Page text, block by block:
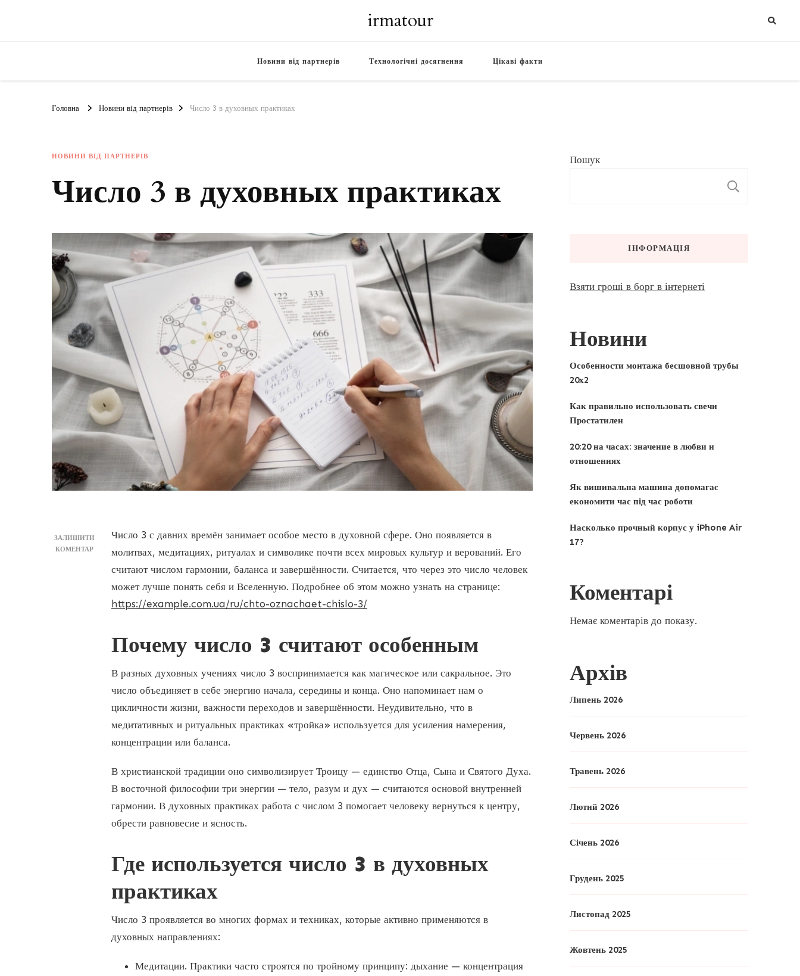
irmatour
Новини від партнерів Технологічні досягнення Цікаві факти
Головна Новини від партнерів Число 3 в духовных практиках
НОВИНИ ВІД ПАРТНЕРІВ
Число 3 в духовных практиках
ЗАЛИШИТИ
КОМЕНТАРДО
ПРАКТИКАХ
Число 3 с давних времён занимает особое место в духовной сфере. Оно появляется в
молитвах, медитациях, ритуалах и символике почти всех мировых культур и верований. Его
считают числом гармонии, баланса и завершённости. Считается, что через это число человек
может лучше понять себя и Вселенную. Подробнее об этом можно узнать на странице:
https://example.com.ua/ru/chto-oznachaet-chislo-3/
Почему число 3 считают особенным
В разных духовных учениях число 3 воспринимается как магическое или сакральное. Это
число объединяет в себе энергию начала, середины и конца. Оно напоминает нам о
цикличности жизни, важности переходов и завершённости. Неудивительно, что в
медитативных и ритуальных практиках «тройка» используется для усиления намерения,
концентрации или баланса.
В христианской традиции оно символизирует Троицу — единство Отца, Сына и Святого Духа.
В восточной философии три энергии — тело, разум и дух — считаются основой внутренней
гармонии. В духовных практиках работа с числом 3 помогает человеку вернуться к центру,
обрести равновесие и ясность.
Где используется число 3 в духовных
практиках
Число 3 проявляется во многих формах и техниках, которые активно применяются в
духовных направлениях:
Медитации. Практики часто строятся по тройному принципу: дыхание — концентрация
Пошук
ІНФОРМАЦІЯ
Взяти гроші в борг в інтернеті
Новини
Особенности монтажа бесшовной трубы
20х2
Как правильно использовать свечи
Простатилен
20:20 на часах: значение в любви и
отношениях
Як вишивальна машина допомагає
економити час під час роботи
Насколько прочный корпус у iPhone Air
17?
Коментарі
Немає коментарів до показу.
Архів
Липень 2026
Червень 2026
Травень 2026
Лютий 2026
Січень 2026
Грудень 2025
Листопад 2025
Жовтень 2025